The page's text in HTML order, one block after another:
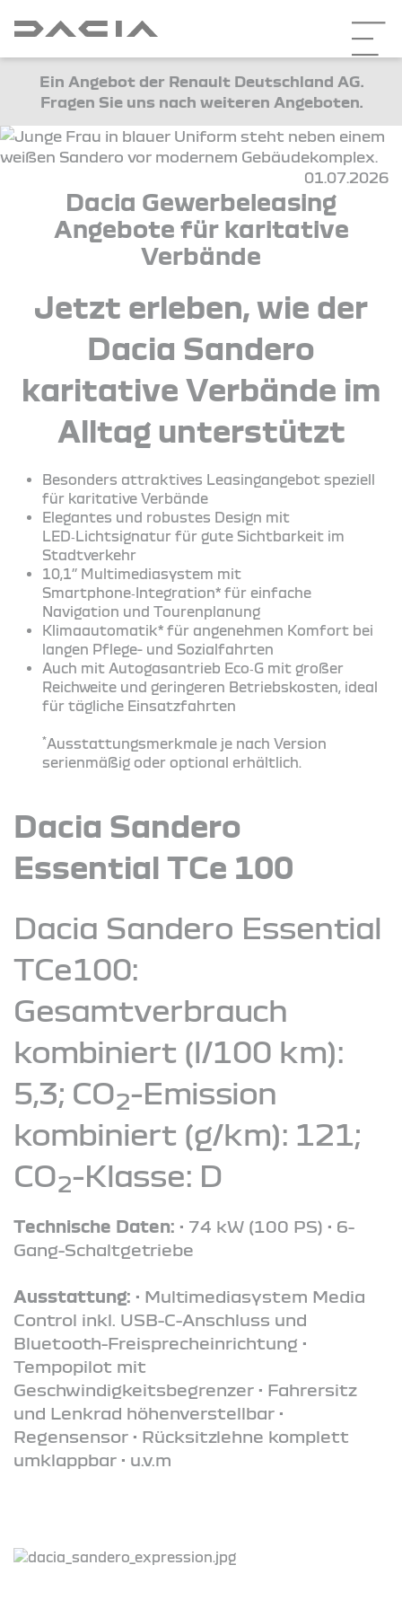
Ein Angebot der Renault Deutschland AG.
Fragen Sie uns nach weiteren Angeboten.
01.07.2026
Dacia Gewerbeleasing
Angebote für karitative
Verbände
Jetzt erleben, wie der
Dacia Sandero
karitative Verbände im
Alltag unterstützt
Besonders attraktives Leasingangebot speziell
für karitative Verbände
Elegantes und robustes Design mit
LED‑Lichtsignatur für gute Sichtbarkeit im
Stadtverkehr
10,1’’ Multimediasystem mit
Smartphone‑Integration* für einfache
Navigation und Tourenplanung
Klimaautomatik* für angenehmen Komfort bei
langen Pflege- und Sozialfahrten
Auch mit Autogasantrieb Eco‑G mit großer
Reichweite und geringeren Betriebskosten, ideal
für tägliche Einsatzfahrten
*Ausstattungsmerkmale je nach Version
serienmäßig oder optional erhältlich.
Dacia Sandero
Essential TCe 100
Dacia Sandero Essential
TCe100:
Gesamtverbrauch
kombiniert (l/100 km):
5,3; CO2-Emission
kombiniert (g/km): 121;
CO2-Klasse: D
Technische Daten: • 74 kW (100 PS) • 6-
Gang-Schaltgetriebe
Ausstattung: • Multimediasystem Media
Control inkl. USB-C-Anschluss und
Bluetooth-Freisprecheinrichtung •
Tempopilot mit
Geschwindigkeitsbegrenzer • Fahrersitz
und Lenkrad höhenverstellbar •
Regensensor • Rücksitzlehne komplett
umklappbar • u.v.m